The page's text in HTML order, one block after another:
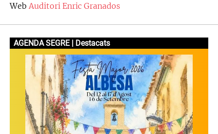
Web Auditori Enric Granados
AGENDA SEGRE | Destacats